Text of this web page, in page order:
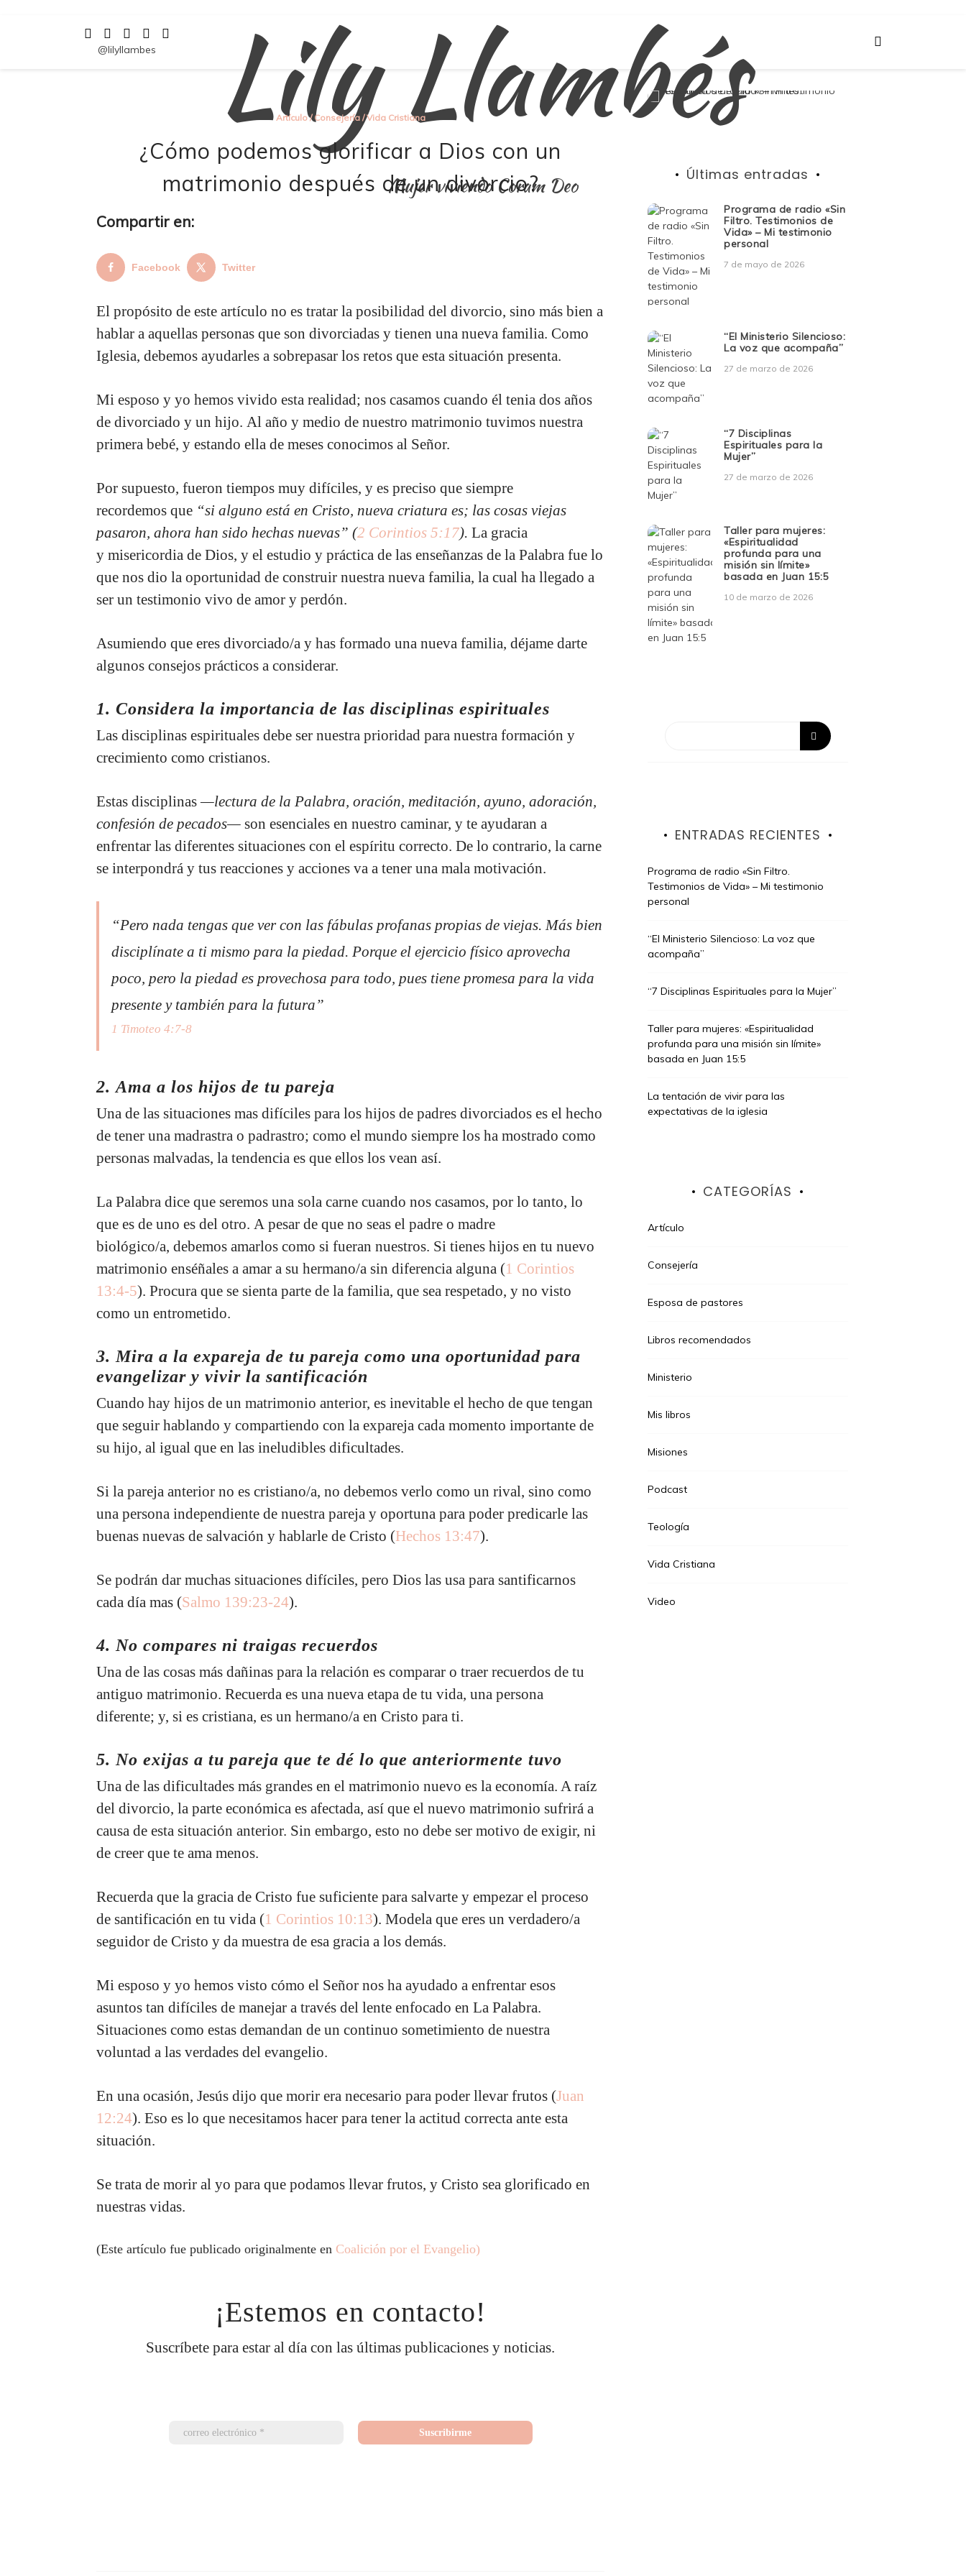
Lily Llambés
Mujer viviendo Coram Deo
@lilyllambes
Artículo/ Consejería/Vida Cristiana
¿Cómo podemos glorificar a Dios con un
matrimonio después de un divorcio?
Compartir en:
Facebook Twitter
El propósito de este artículo no es tratar la posibilidad del divorcio, sino más bien a
hablar a aquellas personas que son divorciadas y tienen una nueva familia. Como
Iglesia, debemos ayudarles a sobrepasar los retos que esta situación presenta.
Mi esposo y yo hemos vivido esta realidad; nos casamos cuando él tenia dos años
de divorciado y un hijo. Al año y medio de nuestro matrimonio tuvimos nuestra
primera bebé, y estando ella de meses conocimos al Señor.
Por supuesto, fueron tiempos muy difíciles, y es preciso que siempre
recordemos que “si alguno está en Cristo, nueva criatura es; las cosas viejas
pasaron, ahora han sido hechas nuevas” (2 Corintios 5:17).La gracia
y misericordia de Dios, y el estudio y práctica de las enseñanzas de la Palabra fue lo
que nos dio la oportunidad de construir nuestra nueva familia, la cual ha llegado a
ser un testimonio vivo de amor y perdón.
Asumiendo que eres divorciado/a y has formado una nueva familia, déjame darte
algunos consejos prácticos a considerar.
1. Considera la importancia de las disciplinas espirituales
Las disciplinas espirituales debe ser nuestra prioridad para nuestra formación y
crecimiento como cristianos.
Estas disciplinas—lectura de la Palabra, oración, meditación, ayuno, adoración,
confesión de pecados—son esenciales en nuestro caminar, y te ayudaran a
enfrentar las diferentes situaciones con el espíritu correcto. De lo contrario, la carne
se interpondrá y tus reacciones y acciones va a tener una mala motivación.
“Pero nada tengas que ver con las fábulas profanas propias de viejas. Más bien
disciplínate a ti mismo para la piedad. Porque el ejercicio físico aprovecha
poco, pero la piedad es provechosa para todo, pues tiene promesa para la vida
presente y también para la futura”
1 Timoteo 4:7-8
2. Ama a los hijos de tu pareja
Una de las situaciones mas difíciles para los hijos de padres divorciados es el hecho
de tener una madrastra o padrastro; como el mundo siempre los ha mostrado como
personas malvadas, la tendencia es que ellos los vean así.
La Palabra dice que seremos una sola carne cuando nos casamos, por lo tanto, lo
que es de uno es del otro. A pesar de que no seas el padre o madre
biológico/a, debemos amarlos como si fueran nuestros. Si tienes hijos en tu nuevo
matrimonio enséñales a amar a su hermano/a sin diferencia alguna (1 Corintios
13:4-5). Procura que se sienta parte de la familia, que sea respetado, y no visto
como un entrometido.
3. Mira a la expareja de tu pareja como una oportunidad para
evangelizar y vivir la santificación
Cuando hay hijos de un matrimonio anterior, es inevitable el hecho de que tengan
que seguir hablando y compartiendo con la expareja cada momento importante de
su hijo, al igual que en las ineludibles dificultades.
Si la pareja anterior no es cristiano/a, no debemos verlo como un rival, sino como
una persona independiente de nuestra pareja y oportuna para poder predicarle las
buenas nuevas de salvación y hablarle de Cristo (Hechos 13:47).
Se podrán dar muchas situaciones difíciles, pero Dios las usa para santificarnos
cada día mas (Salmo 139:23-24).
4. No compares ni traigas recuerdos
Una de las cosas más dañinas para la relación es comparar o traer recuerdos de tu
antiguo matrimonio. Recuerda es una nueva etapa de tu vida, una persona
diferente; y, si es cristiana, es un hermano/a en Cristo para ti.
5. No exijas a tu pareja que te dé lo que anteriormente tuvo
Una de las dificultades más grandes en el matrimonio nuevo es la economía. A raíz
del divorcio, la parte económica es afectada, así que el nuevo matrimonio sufrirá a
causa de esta situación anterior. Sin embargo, esto no debe ser motivo de exigir, ni
de creer que te ama menos.
Recuerda que la gracia de Cristo fue suficiente para salvarte y empezar el proceso
de santificación en tu vida (1 Corintios 10:13). Modela que eres un verdadero/a
seguidor de Cristo y da muestra de esa gracia a los demás.
Mi esposo y yo hemos visto cómo el Señor nos ha ayudado a enfrentar esos
asuntos tan difíciles de manejar a través del lente enfocado en La Palabra.
Situaciones como estas demandan de un continuo sometimiento de nuestra
voluntad a las verdades del evangelio.
En una ocasión, Jesús dijo que morir era necesario para poder llevar frutos (Juan
12:24). Eso es lo que necesitamos hacer para tener la actitud correcta ante esta
situación.
Se trata de morir al yo para que podamos llevar frutos, y Cristo sea glorificado en
nuestras vidas.
(Este artículo fue publicado originalmente en Coalición por el Evangelio)
¡Estemos en contacto!
Suscríbete para estar al día con las últimas publicaciones y noticias.
Últimas entradas
Programa de radio «Sin
Filtro. Testimonios de
Vida» – Mi testimonio
personal
7 de mayo de 2026
“El Ministerio Silencioso:
La voz que acompaña”
27 de marzo de 2026
“7 Disciplinas
Espirituales para la
Mujer”
27 de marzo de 2026
Taller para mujeres:
«Espiritualidad
profunda para una
misión sin límite»
basada en Juan 15:5
10 de marzo de 2026
ENTRADAS RECIENTES
Programa de radio «Sin Filtro.
Testimonios de Vida» – Mi testimonio
personal
“El Ministerio Silencioso: La voz que
acompaña”
“7 Disciplinas Espirituales para la Mujer”
Taller para mujeres: «Espiritualidad
profunda para una misión sin límite»
basada en Juan 15:5
La tentación de vivir para las
expectativas de la iglesia
CATEGORÍAS
Artículo
Consejería
Esposa de pastores
Libros recomendados
Ministerio
Mis libros
Misiones
Podcast
Teología
Vida Cristiana
Video